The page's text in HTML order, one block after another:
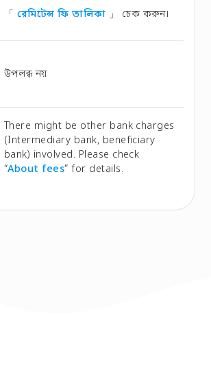
「 রেমিটেন্স ফি তালিকা 」 চেক করুন।
উপলব্ধ নয়
There might be other bank charges
(Intermediary bank, beneficiary
bank) involved. Please check
“About fees” for details.